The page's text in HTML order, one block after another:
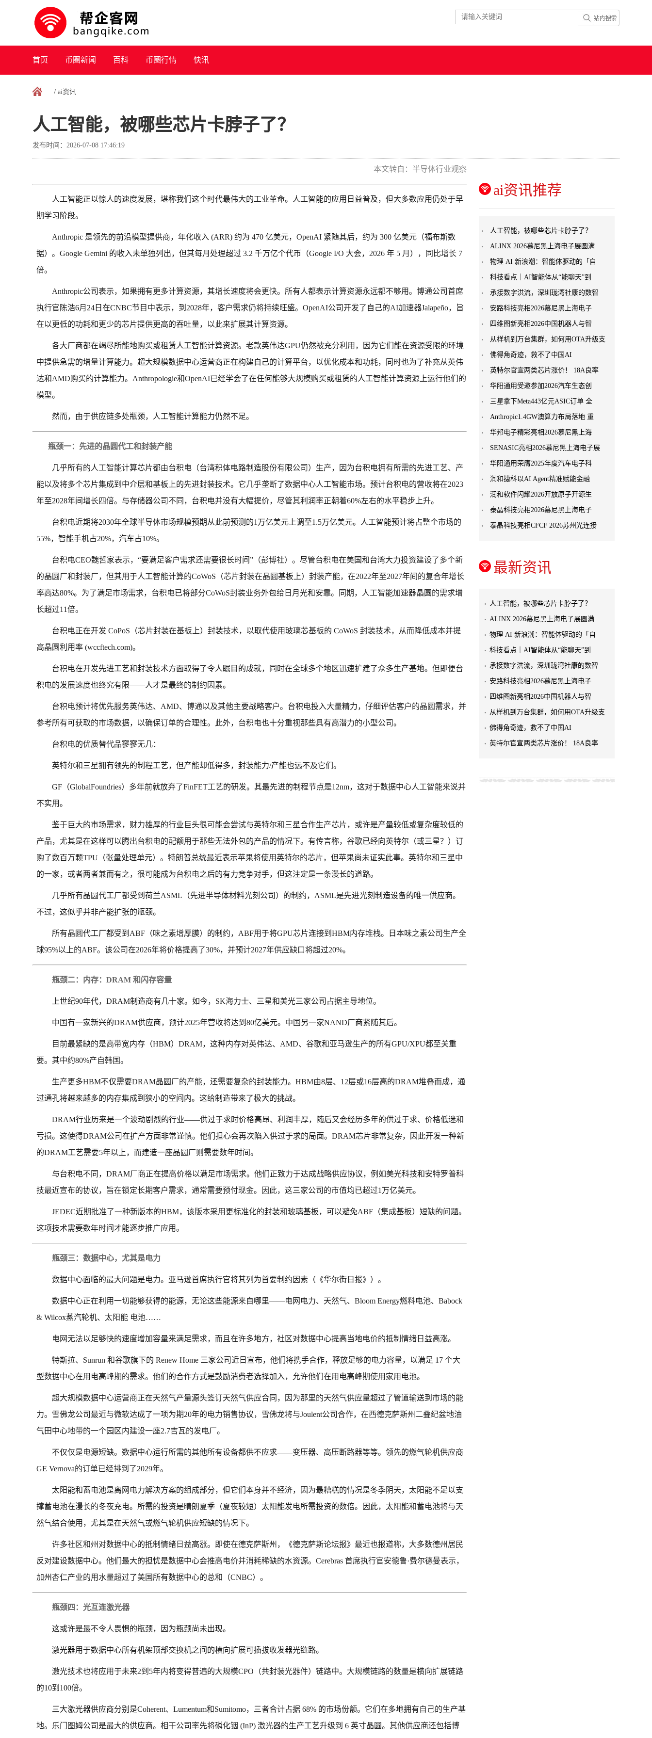
首页 币圈新闻 百科 币圈行情 快讯
/ ai资讯
人工智能，被哪些芯片卡脖子了？
发布时间：2026-07-08 17:46:19
本文转自： 半导体行业观察
人工智能正以惊人的速度发展，堪称我们这个时代最伟大的工业革命。人工智能的应用日益普及，但大多数应用仍处于早
期学习阶段。
Anthropic 是领先的前沿模型提供商，年化收入 (ARR) 约为 470 亿美元，OpenAI 紧随其后，约为 300 亿美元（福布斯数
据）。Google Gemini 的收入未单独列出，但其每月处理超过 3.2 千万亿个代币（Google I/O 大会，2026 年 5 月），同比增长 7
倍。
Anthropic公司表示，如果拥有更多计算资源，其增长速度将会更快。所有人都表示计算资源永远都不够用。博通公司首席
执行官陈浩6月24日在CNBC节目中表示，到2028年，客户需求仍将持续旺盛。OpenAI公司开发了自己的AI加速器Jalapeño，旨
在以更低的功耗和更少的芯片提供更高的吞吐量，以此来扩展其计算资源。
各大厂商都在竭尽所能地购买或租赁人工智能计算资源。老款英伟达GPU仍然被充分利用，因为它们能在资源受限的环境
中提供急需的增量计算能力。超大规模数据中心运营商正在构建自己的计算平台，以优化成本和功耗，同时也为了补充从英伟
达和AMD购买的计算能力。Anthropologie和OpenAI已经学会了在任何能够大规模购买或租赁的人工智能计算资源上运行他们的
模型。
然而，由于供应链多处瓶颈，人工智能计算能力仍然不足。
瓶颈一：先进的晶圆代工和封装产能
几乎所有的人工智能计算芯片都由台积电（台湾积体电路制造股份有限公司）生产，因为台积电拥有所需的先进工艺、产
能以及将多个芯片集成到中介层和基板上的先进封装技术。它几乎垄断了数据中心人工智能市场。预计台积电的营收将在2023
年至2028年间增长四倍。与存储器公司不同，台积电并没有大幅提价，尽管其利润率正朝着60%左右的水平稳步上升。
台积电近期将2030年全球半导体市场规模预期从此前预测的1万亿美元上调至1.5万亿美元。人工智能预计将占整个市场的
55%，智能手机占20%， 汽车占10%。
台积电CEO魏哲家表示，“要满足客户需求还需要很长时间”（彭博社）。尽管台积电在美国和台湾大力投资建设了多个新
的晶圆厂和封装厂，但其用于人工智能计算的CoWoS（芯片封装在晶圆基板上）封装产能，在2022年至2027年间的复合年增长
率高达80%。为了满足市场需求，台积电已将部分CoWoS封装业务外包给日月光和安靠。同期，人工智能加速器晶圆的需求增
长超过11倍。
台积电正在开发 CoPoS（芯片封装在基板上）封装技术，以取代使用玻璃芯基板的 CoWoS 封装技术，从而降低成本并提
高晶圆利用率 (wccftech.com)。
台积电在开发先进工艺和封装技术方面取得了令人瞩目的成就，同时在全球多个地区迅速扩建了众多生产基地。但即便台
积电的发展速度也终究有限——人才是最终的制约因素。
台积电预计将优先服务英伟达、AMD、博通以及其他主要战略客户。台积电投入大量精力，仔细评估客户的晶圆需求，并
参考所有可获取的市场数据，以确保订单的合理性。此外，台积电也十分重视那些具有高潜力的小型公司。
台积电的优质替代品寥寥无几：
英特尔和三星拥有领先的制程工艺，但产能却低得多，封装能力/产能也远不及它们。
GF（GlobalFoundries）多年前就放弃了FinFET工艺的研发。其最先进的制程节点是12nm，这对于数据中心人工智能来说并
不实用。
鉴于巨大的市场需求，财力雄厚的行业巨头很可能会尝试与英特尔和三星合作生产芯片，或许是产量较低或复杂度较低的
产品，尤其是在这样可以腾出台积电的配额用于那些无法外包的产品的情况下。有传言称，谷歌已经向英特尔（或三星？）订
购了数百万颗TPU（张量处理单元）。特朗普总统最近表示苹果将使用英特尔的芯片，但苹果尚未证实此事。英特尔和三星中
的一家，或者两者兼而有之，很可能成为台积电之后的有力竞争对手，但这注定是一条漫长的道路。
几乎所有晶圆代工厂都受到荷兰ASML（先进半导体材料光刻公司）的制约，ASML是先进光刻制造设备的唯一供应商。
不过，这似乎并非产能扩张的瓶颈。
所有晶圆代工厂都受到ABF（味之素增厚膜）的制约，ABF用于将GPU芯片连接到HBM内存堆栈。日本味之素公司生产全
球95%以上的ABF。该公司在2026年将价格提高了30%，并预计2027年供应缺口将超过20%。
瓶颈二：内存：DRAM 和闪存容量
上世纪90年代，DRAM制造商有几十家。如今，SK海力士、三星和美光三家公司占据主导地位。
中国有一家新兴的DRAM供应商，预计2025年营收将达到80亿美元。中国另一家NAND厂商紧随其后。
目前最紧缺的是高带宽内存（HBM）DRAM，这种内存对英伟达、AMD、谷歌和亚马逊生产的所有GPU/XPU都至关重
要。其中约80%产自韩国。
生产更多HBM不仅需要DRAM晶圆厂的产能，还需要复杂的封装能力。HBM由8层、12层或16层高的DRAM堆叠而成，通
过通孔将越来越多的内存集成到狭小的空间内。这给制造带来了极大的挑战。
DRAM行业历来是一个波动剧烈的行业——供过于求时价格高昂、利润丰厚，随后又会经历多年的供过于求、价格低迷和
亏损。这使得DRAM公司在扩产方面非常谨慎。他们担心会再次陷入供过于求的局面。DRAM芯片非常复杂，因此开发一种新
的DRAM工艺需要5年以上，而建造一座晶圆厂则需要数年时间。
与台积电不同，DRAM厂商正在提高价格以满足市场需求。他们正致力于达成战略供应协议，例如美光科技和安特罗普科
技最近宣布的协议，旨在锁定长期客户需求，通常需要预付现金。因此，这三家公司的市值均已超过1万亿美元。
JEDEC近期批准了一种新版本的HBM，该版本采用更标准化的封装和玻璃基板，可以避免ABF（集成基板）短缺的问题。
这项技术需要数年时间才能逐步推广应用。
瓶颈三：数据中心，尤其是电力
数据中心面临的最大问题是电力。亚马逊首席执行官将其列为首要制约因素（《华尔街日报》）。
数据中心正在利用一切能够获得的能源，无论这些能源来自哪里——电网电力、天然气、Bloom Energy燃料电池、Babock
& Wilcox蒸汽轮机、太阳能 电池……
电网无法以足够快的速度增加容量来满足需求，而且在许多地方，社区对数据中心提高当地电价的抵制情绪日益高涨。
特斯拉、Sunrun 和谷歌旗下的 Renew Home 三家公司近日宣布，他们将携手合作，释放足够的电力容量，以满足 17 个大
型数据中心在用电高峰期的需求。他们的合作方式是鼓励消费者选择加入，允许他们在用电高峰期使用家用电池。
超大规模数据中心运营商正在天然气产量源头签订天然气供应合同，因为那里的天然气供应量超过了管道输送到市场的能
力。雪佛龙公司最近与微软达成了一项为期20年的电力销售协议，雪佛龙将与Joulent公司合作，在西德克萨斯州二叠纪盆地油
气田中心地带的一个园区内建设一座2.7吉瓦的发电厂。
不仅仅是电源短缺。数据中心运行所需的其他所有设备都供不应求——变压器、高压断路器等等。领先的燃气轮机供应商
GE Vernova的订单已经排到了2029年。
太阳能和蓄电池是离网电力解决方案的组成部分，但它们本身并不经济，因为最糟糕的情况是冬季阴天，太阳能不足以支
撑蓄电池在漫长的冬夜充电。所需的投资是晴朗夏季（夏夜较短）太阳能发电所需投资的数倍。因此，太阳能和蓄电池将与天
然气结合使用，尤其是在天然气或燃气轮机供应短缺的情况下。
许多社区和州对数据中心的抵制情绪日益高涨。即使在德克萨斯州，《德克萨斯论坛报》最近也报道称，大多数德州居民
反对建设数据中心。他们最大的担忧是数据中心会推高电价并消耗稀缺的水资源。Cerebras 首席执行官安德鲁·费尔德曼表示，
加州杏仁产业的用水量超过了美国所有数据中心的总和（CNBC）。
瓶颈四：光互连激光器
这或许是最不令人畏惧的瓶颈，因为瓶颈尚未出现。
激光器用于数据中心所有机架顶部交换机之间的横向扩展可插拔收发器光链路。
激光技术也将应用于未来2到5年内将变得普遍的大规模CPO（共封装光器件）链路中。大规模链路的数量是横向扩展链路
的10到100倍。
三大激光器供应商分别是Coherent、Lumentum和Sumitomo，三者合计占据 68% 的市场份额。它们在多地拥有自己的生产基
地。乐门图姆公司是最大的供应商。相干公司率先将磷化铟 (InP) 激光器的生产工艺升级到 6 英寸晶圆。其他供应商还包括博
ai资讯推荐
人工智能，被哪些芯片卡脖子了？
ALINX 2026慕尼黑上海电子展圆满
物理 AI 新浪潮：智能体驱动的「自
科技看点｜AI智能体从“能聊天”到
承接数字洪流，深圳珑湾社康的数智
安路科技亮相2026慕尼黑上海电子
四维图新亮相2026中国机器人与智
从样机到万台集群，如何用OTA升级支
佛得角奇迹，救不了中国AI
英特尔官宣两类芯片涨价！ 18A良率
华阳通用受邀参加2026汽车生态创
三星拿下Meta443亿元ASIC订单 全
Anthropic1.4GW澳算力布局落地 重
华邦电子精彩亮相2026慕尼黑上海
SENASIC亮相2026慕尼黑上海电子展
华阳通用荣膺2025年度汽车电子科
润和捷科以AI Agent精准赋能金融
润和软件闪耀2026开放原子开源生
泰晶科技亮相2026慕尼黑上海电子
泰晶科技亮相CFCF 2026苏州光连接
最新资讯
人工智能，被哪些芯片卡脖子了？
ALINX 2026慕尼黑上海电子展圆满
物理 AI 新浪潮：智能体驱动的「自
科技看点｜AI智能体从“能聊天”到
承接数字洪流，深圳珑湾社康的数智
安路科技亮相2026慕尼黑上海电子
四维图新亮相2026中国机器人与智
从样机到万台集群，如何用OTA升级支
佛得角奇迹，救不了中国AI
英特尔官宣两类芯片涨价！ 18A良率